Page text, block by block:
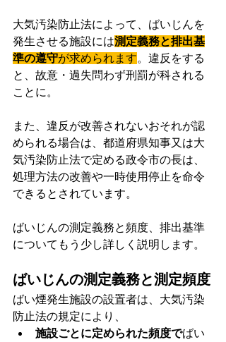
大気汚染防止法によって、ばいじんを
発生させる施設には測定義務と排出基
準の遵守が求められます。違反をする
と、故意・過失問わず刑罰が科される
ことに。
また、違反が改善されないおそれが認
められる場合は、都道府県知事又は大
気汚染防止法で定める政令市の長は、
処理方法の改善や一時使用停止を命令
できるとされています。
ばいじんの測定義務と頻度、排出基準
についてもう少し詳しく説明します。
ばいじんの測定義務と測定頻度
ばい煙発生施設の設置者は、大気汚染
防止法の規定により、
施設ごとに定められた頻度でばい